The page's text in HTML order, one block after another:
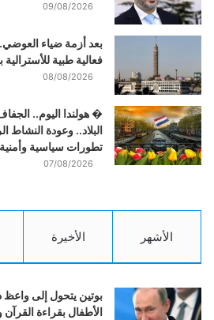
09/08/2026
بعد أزمة ضياء
فعالية طبية للأسترالية
08/08/2026
� هولندا اليوم..
البلاد.. وعودة
تطورات سياسية وأمنية
07/08/2026
الأشهر الأخيرة
بوتين يتحول إلى
الأطفال بقراءة القرآن